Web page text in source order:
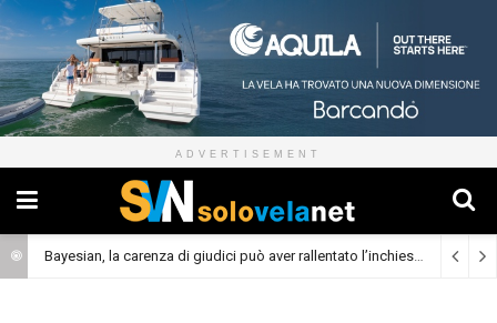
ADVERTISEMENT
Bayesian, la carenza di giudici può aver rallentato l’inchiesta (Cronaca)